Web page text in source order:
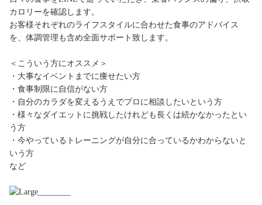
カロリーを確認します。
お客様それぞれのライフスタイルに合わせた食事のアドバイス
を、体調管理も含め全面サポート致します。
＜こういう方にオススメ＞
・大事なイベントまでに痩せたい方
・食事制限に自信がない方
・自分のカラダを変えるうえでプロに相談したいという方
・様々なダイエットに挑戦したけれども長くは続かなかったとい
う方
・今やっているトレーニングが自分に合っているかわからないと
いう方
など